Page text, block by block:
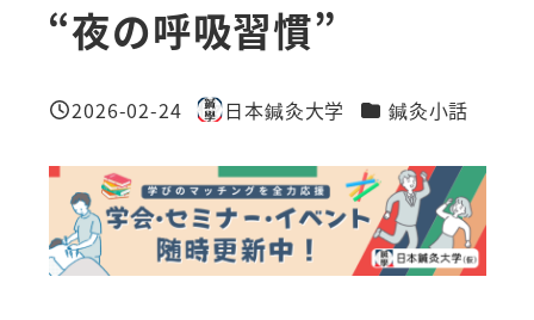
“夜の呼吸習慣”
投稿日
2026-02-24
著
者
日本鍼灸大学 カテゴリー
鍼灸小話